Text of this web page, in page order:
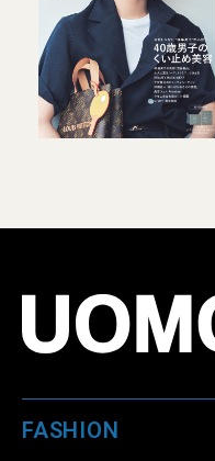
FASHION